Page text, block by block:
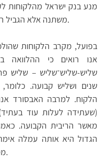
מנע בנק ישראל מהלקוחות
משתנה אלא הגביל ריבית זו לשני שליש מההלוואה.
בפועל, מקרב הלקוחות
אנו רואים כי ההלוואה
שליש-שליש־שליש – שליש
שנים ושליש קבועה. כלומר,
הלקוח. למרבה האבסורד
(שעתידה לעלות עוד
מאשר הריבית הקבועה.
הגדול היא אותה עמלה
מסכים למצב אבסורדי מסוג זה.